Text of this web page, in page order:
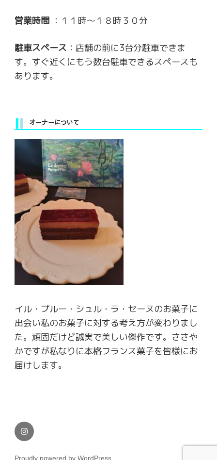
営業時間 ：１１時～１８時３０分
駐車スペース ：店舗の前に3台分駐車できま
す。すぐ近くにもう数台駐車できるスペースも
あります。
オーナーについて
イル・プルー・シュル・ラ・セーヌのお菓子に
出会い私のお菓子に対する考え方が変わりまし
た。頑固だけど誠実で美しい傑作です。ささや
かですが私なりに本格フランス菓子を皆様にお
届けします。
Instagram
Proudly powered by WordPress